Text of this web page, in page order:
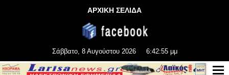
ΑΡΧΙΚΗ ΣΕΛΙΔΑ
Σάββατο, 8 Αυγούστου 2026 6:42:55 μμ